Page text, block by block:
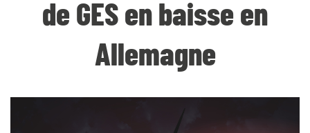
de GES en baisse en
Allemagne